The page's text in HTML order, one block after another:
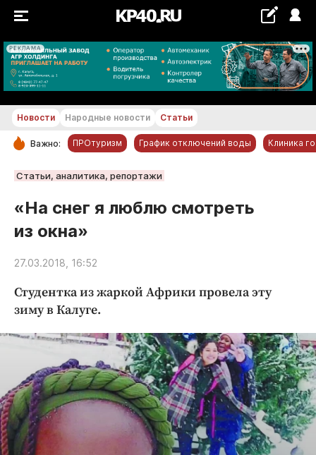
РЕКЛАМА
+21...+22 °С
РУБРИКИ
Статьи
Народные новости
Авто и транспорт
Благоустройство
Культура
Недвижимость и ЖКХ
Образование
Общество
Погода
Новости Народные новости Статьи
Важно: ПРОтуризм График отключений воды Клиника
Статьи, аналитика, репортажи
«На снег я люблю смотреть
из окна»
27.03.2018, 16:52
Студентка из жаркой Африки провела эту
зиму в Калуге.